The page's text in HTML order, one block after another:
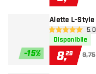
-15%
Alette L-Style
apri
5 stelle di 5.0
Disponibile
8,29 9,75